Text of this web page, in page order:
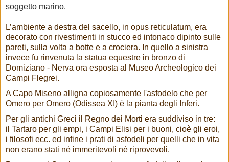
soggetto marino.
L’ambiente a destra del sacello, in opus reticulatum, era
decorato con rivestimenti in stucco ed intonaco dipinto sulle
pareti, sulla volta a botte e a crociera. In quello a sinistra
invece fu rinvenuta la statua equestre in bronzo di
Domiziano - Nerva ora esposta al Museo Archeologico dei
Campi Flegrei.
A Capo Miseno alligna copiosamente l'asfodelo che per
Omero per Omero (Odissea XI) è la pianta degli Inferi.
Per gli antichi Greci il Regno dei Morti era suddiviso in tre:
il Tartaro per gli empi, i Campi Elisi per i buoni, cioè gli eroi,
i filosofi ecc. ed infine i prati di asfodeli per quelli che in vita
non erano stati né immeritevoli né riprovevoli.